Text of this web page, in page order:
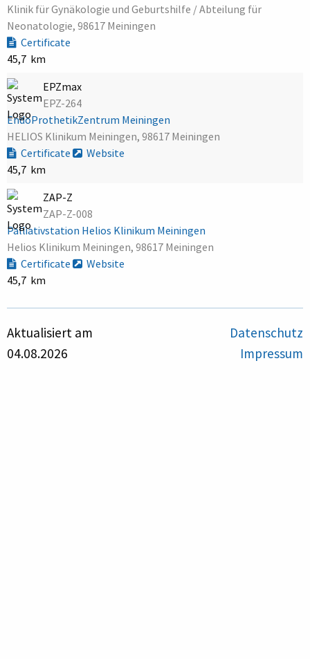
Klinik für Gynäkologie und Geburtshilfe / Abteilung für
Neonatologie, 98617 Meiningen
Certificate
45,7 km
EPZmax
EPZ-264
EndoProthetikZentrum Meiningen
HELIOS Klinikum Meiningen, 98617 Meiningen
Certificate
Website
45,7 km
ZAP-Z
ZAP-Z-008
Palliativstation Helios Klinikum Meiningen
Helios Klinikum Meiningen, 98617 Meiningen
Certificate
Website
45,7 km
Aktualisiert am
04.08.2026
Datenschutz
Impressum